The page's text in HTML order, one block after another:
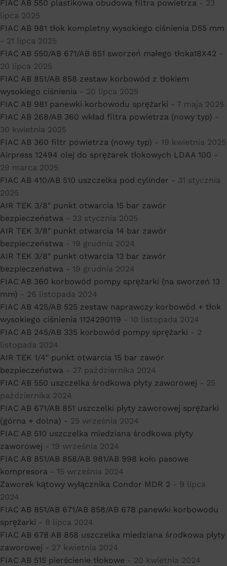
FIAC AB 550 plastikowa obudowa filtra powietrza - 23
lipca 2025
FIAC AB 981 tłok kompletny wysokiego ciśnienia D55 mm
- 21 lipca 2025
FIAC AB 550/AB 671/AB 851 sworzeń małego tłoka18X42 -
20 lipca 2025
FIAC AB 851/AB 858 zestaw korbowód z tłokiem
wysokiego ciśnienia - 20 lipca 2025
FIAC AB 981 panewki korbowodu sprężarki - 7 maja 2025
FIAC AB 268/AB 360 wkład filtra powietrza (nowy typ) -
30 kwietnia 2025
FIAC AB 360 filtr powietrza (nowy typ) - 19 kwietnia 2025
Airpress 12494 olej do sprężarek tłokowych LDAA 100 -
29 marca 2025
FIAC AB 410/AB 510 uszczelka pod cylinder - 31 stycznia
2025
AIR TEK 3/8″ punkt otwarcia 15 bar zawór
bezpieczeństwa - 23 stycznia 2025
AIR TEK 3/8″ punkt otwarcia 14 bar zawór
bezpieczeństwa - 19 grudnia 2024
AIR TEK 3/8″ punkt otwarcia 13 bar zawór
bezpieczeństwa - 19 grudnia 2024
FIAC AB 360 korbowód pompy sprężarki (na sworzeń 13
mm) - 26 listopada 2024
FIAC AB 425/AB 525 zestaw naprawczy korbowód + tłok
wysokiego ciśnienia 1124290119 - 10 listopada 2024
FIAC AB 245/AB 335 korbowód pompy sprężarki - 2
listopada 2024
AIR TEK 1/4″ punkt otwarcia 15 bar zawór
bezpieczeństwa - 27 października 2024
FIAC AB 550 uszczelka środkowa płyty zaworowej - 25
października 2024
FIAC AB 671/AB 851 uszczelki płyty zaworowej sprężarki
(górna + dolna) - 25 września 2024
FIAC AB 510 uszczelka miedziana środkowa płyty
zaworowej - 19 września 2024
FIAC AB 851/AB 858/AB 981/AB 998 koło pasowe
kompresora - 15 września 2024
Zaworek kątowy wyłącznika Condor MDR 2 - 9 lipca
2024
FIAC AB 851/AB 671/AB 858/AB 678 panewki korbowodu
sprężarki - 8 lipca 2024
FIAC AB 678 AB 858 uszczelka miedziana środkowa płyty
zaworowej - 27 kwietnia 2024
FIAC AB 515 pierścienie tłokowe - 20 kwietnia 2024